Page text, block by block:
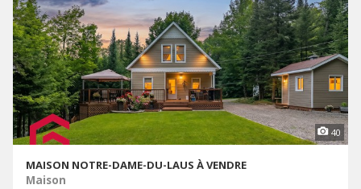
40
MAISON NOTRE-DAME-DU-LAUS À VENDRE
Maison